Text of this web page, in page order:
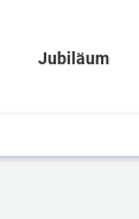
Jubiläum